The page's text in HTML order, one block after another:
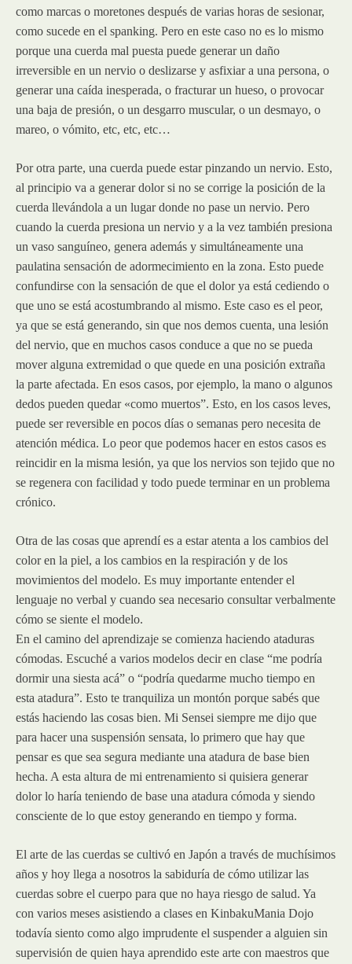
como marcas o moretones después de varias horas de sesionar,
como sucede en el spanking. Pero en este caso no es lo mismo
porque una cuerda mal puesta puede generar un daño
irreversible en un nervio o deslizarse y asfixiar a una persona, o
generar una caída inesperada, o fracturar un hueso, o provocar
una baja de presión, o un desgarro muscular, o un desmayo, o
mareo, o vómito, etc, etc, etc…
Por otra parte, una cuerda puede estar pinzando un nervio. Esto,
al principio va a generar dolor si no se corrige la posición de la
cuerda llevándola a un lugar donde no pase un nervio. Pero
cuando la cuerda presiona un nervio y a la vez también presiona
un vaso sanguíneo, genera además y simultáneamente una
paulatina sensación de adormecimiento en la zona. Esto puede
confundirse con la sensación de que el dolor ya está cediendo o
que uno se está acostumbrando al mismo. Este caso es el peor,
ya que se está generando, sin que nos demos cuenta, una lesión
del nervio, que en muchos casos conduce a que no se pueda
mover alguna extremidad o que quede en una posición extraña
la parte afectada. En esos casos, por ejemplo, la mano o algunos
dedos pueden quedar «como muertos”. Esto, en los casos leves,
puede ser reversible en pocos días o semanas pero necesita de
atención médica. Lo peor que podemos hacer en estos casos es
reincidir en la misma lesión, ya que los nervios son tejido que no
se regenera con facilidad y todo puede terminar en un problema
crónico.
Otra de las cosas que aprendí es a estar atenta a los cambios del
color en la piel, a los cambios en la respiración y de los
movimientos del modelo. Es muy importante entender el
lenguaje no verbal y cuando sea necesario consultar verbalmente
cómo se siente el modelo.
En el camino del aprendizaje se comienza haciendo ataduras
cómodas. Escuché a varios modelos decir en clase “me podría
dormir una siesta acá” o “podría quedarme mucho tiempo en
esta atadura”. Esto te tranquiliza un montón porque sabés que
estás haciendo las cosas bien. Mi Sensei siempre me dijo que
para hacer una suspensión sensata, lo primero que hay que
pensar es que sea segura mediante una atadura de base bien
hecha. A esta altura de mi entrenamiento si quisiera generar
dolor lo haría teniendo de base una atadura cómoda y siendo
consciente de lo que estoy generando en tiempo y forma.
El arte de las cuerdas se cultivó en Japón a través de muchísimos
años y hoy llega a nosotros la sabiduría de cómo utilizar las
cuerdas sobre el cuerpo para que no haya riesgo de salud. Ya
con varios meses asistiendo a clases en KinbakuMania Dojo
todavía siento como algo imprudente el suspender a alguien sin
supervisión de quien haya aprendido este arte con maestros que